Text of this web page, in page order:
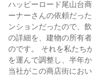
ハッピーロード尾山台
ーナーさんの依頼だっ
ンションだったので、
の詳細を、建物の所有
のです。 それを私たち
を運んで調整し、半年
当社がこの商店街にお